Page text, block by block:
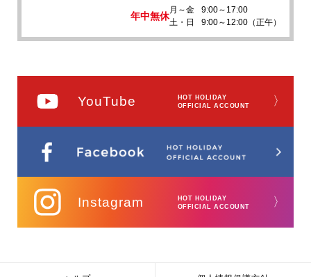
年中無休
月～金
9:00～17:00
土・日
9:00～12:00（正午）
YouTube
HOT HOLIDAY
OFFICIAL ACCOUNT
〉
Instagram
HOT HOLIDAY
OFFICIAL ACCOUNT
〉